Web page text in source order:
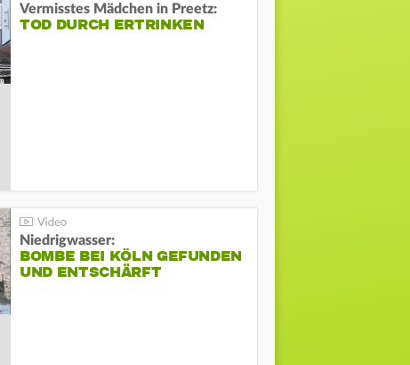
Vermisstes Mädchen in Preetz:
TOD DURCH ERTRINKEN
Niedrigwasser:
BOMBE BEI KÖLN GEFUNDEN
UND ENTSCHÄRFT